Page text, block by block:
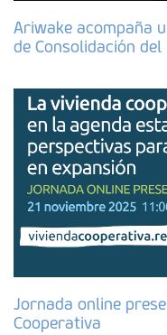
Ariwake acompaña
de Consolidación del
Jornada online
Cooperativa